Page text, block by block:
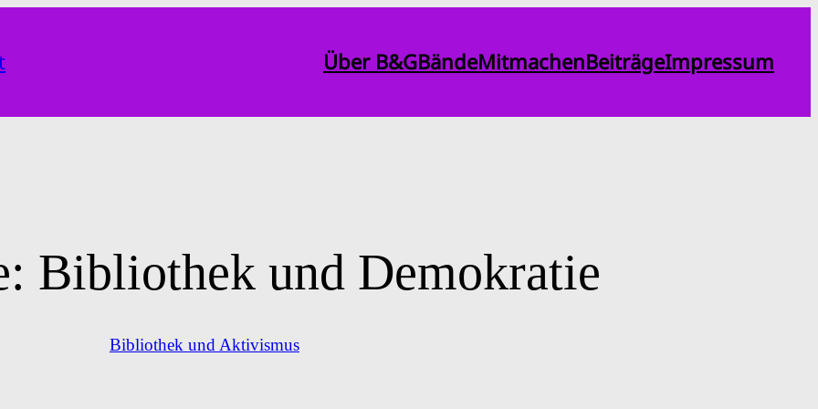
Über B&GBändeMitmachenBeiträgeImpressum
Bibliothek und Demokratie
Bibliothek und Aktivismus